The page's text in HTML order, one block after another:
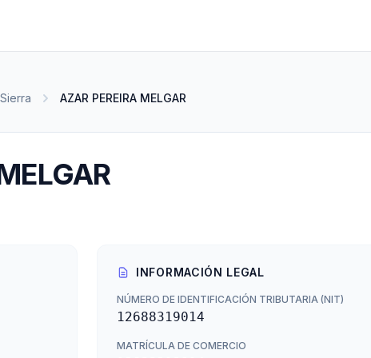
AZAR PEREIRA MELGAR
INFORMACIÓN LEGAL
NÚMERO DE IDENTIFICACIÓN TRIBUTARIA (NIT)
12688319014
MATRÍCULA DE COMERCIO